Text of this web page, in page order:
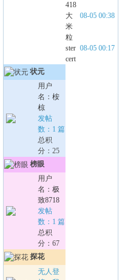
418
08-05 00:38
大
米
粒
08-05 00:17
ster
cert
状元
用户
名： 桉
椋
发帖
数：1 篇
总积
分：25
榜眼
用户
名： 极
致8718
发帖
数：1 篇
总积
分：67
探花
无人登